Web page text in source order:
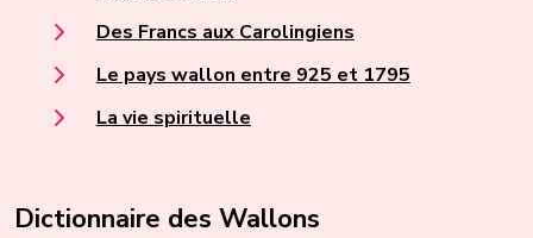
Des Francs aux Carolingiens
Le pays wallon entre 925 et 1795
La vie spirituelle
Dictionnaire des Wallons